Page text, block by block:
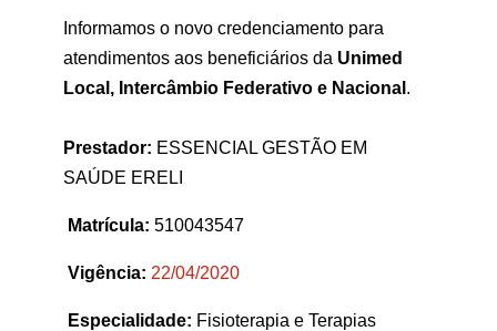
Informamos o novo credenciamento para
atendimentos aos beneficiários da Unimed
Local, Intercâmbio Federativo e Nacional .
Prestador: ESSENCIAL GESTÃO EM
SAÚDE ERELI
Matrícula: 510043547
Vigência: 22/04/2020
Especialidade: Fisioterapia e Terapias